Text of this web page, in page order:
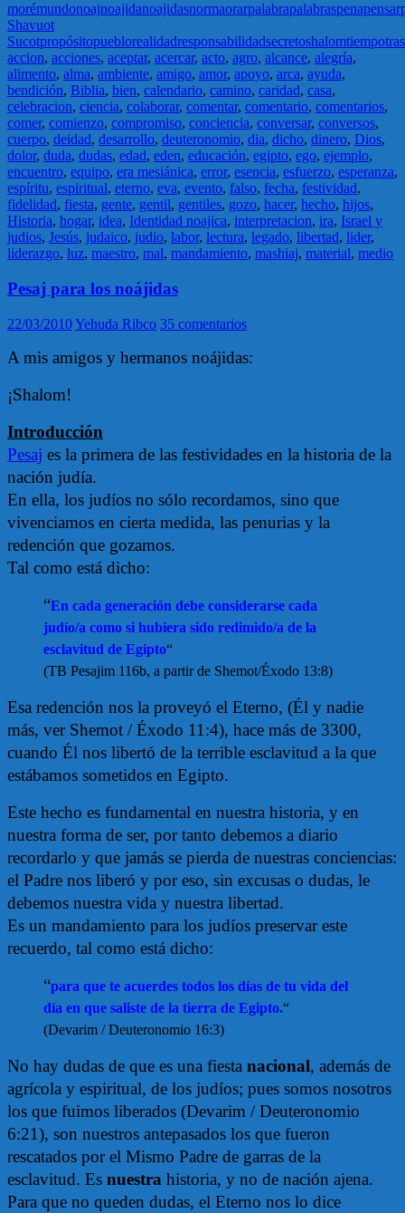
morémundonoajnoajidanoajidasnormaorarpalabrapalabraspenapensar
Shavuot
Sucotpropósitopueblorealidadresponsabilidadsecretoshalomtiempo
accion, acciones, aceptar, acercar, acto, agro, alcance, alegría,
alimento, alma, ambiente, amigo, amor, apoyo, arca, ayuda,
bendición, Biblia, bien, calendario, camino, caridad, casa,
celebracion, ciencia, colaborar, comentar, comentario, comentarios,
comer, comienzo, compromiso, conciencia, conversar, conversos,
cuerpo, deidad, desarrollo, deuteronomio, dia, dicho, dinero, Dios,
dolor, duda, dudas, edad, eden, educación, egipto, ego, ejemplo,
encuentro, equipo, era mesiánica, error, esencia, esfuerzo, esperanza,
espíritu, espiritual, eterno, eva, evento, falso, fecha, festividad,
fidelidad, fiesta, gente, gentil, gentiles, gozo, hacer, hecho, hijos,
Historia, hogar, idea, Identidad noajica, interpretacion, ira, Israel y
judios, Jesús, judaico, judio, labor, lectura, legado, libertad, lider,
liderazgo, luz, maestro, mal, mandamiento, mashiaj, material, medio
Pesaj para los noájidas
22/03/2010Yehuda Ribco 35 comentarios
A mis amigos y hermanos noájidas:
¡Shalom!
Introducción
Pesaj es la primera de las festividades en la historia de la
nación judía.
En ella, los judíos no sólo recordamos, sino que
vivenciamos en cierta medida, las penurias y la
redención que gozamos.
Tal como está dicho:
“En cada generación debe considerarse cada
judío/a como si hubiera sido redimido/a de la
esclavitud de Egipto“
(TB Pesajim 116b, a partir de Shemot/Éxodo 13:8)
Esa redención nos la proveyó el Eterno, (Él y nadie
más, ver Shemot / Éxodo 11:4), hace más de 3300,
cuando Él nos libertó de la terrible esclavitud a la que
estábamos sometidos en Egipto.
Este hecho es fundamental en nuestra historia, y en
nuestra forma de ser, por tanto debemos a diario
recordarlo y que jamás se pierda de nuestras conciencias:
el Padre nos liberó y por eso, sin excusas o dudas, le
debemos nuestra vida y nuestra libertad.
Es un mandamiento para los judíos preservar este
recuerdo, tal como está dicho:
“para que te acuerdes todos los días de tu vida del
día en que saliste de la tierra de Egipto.“
(Devarim / Deuteronomio 16:3)
No hay dudas de que es una fiesta nacional, además de
agrícola y espiritual, de los judíos; pues somos nosotros
los que fuimos liberados (Devarim / Deuteronomio
6:21), son nuestros antepasados los que fueron
rescatados por el Mismo Padre de garras de la
esclavitud. Es nuestra historia, y no de nación ajena.
Para que no queden dudas, el Eterno nos lo dice